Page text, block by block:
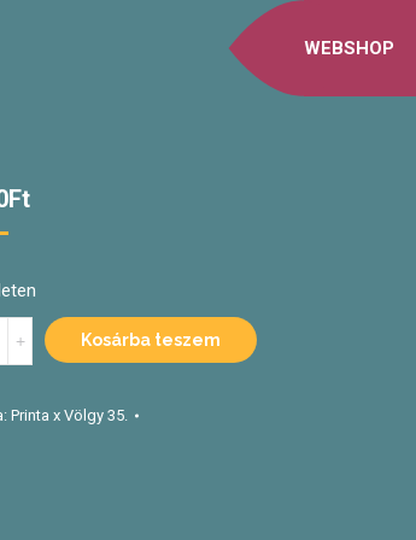
WEBSHOP
Ft
Kosárba teszem
Printa x Völgy 35.